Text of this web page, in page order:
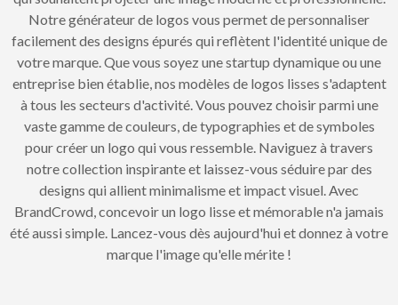
Notre générateur de logos vous permet de personnaliser
facilement des designs épurés qui reflètent l'identité unique de
votre marque. Que vous soyez une startup dynamique ou une
entreprise bien établie, nos modèles de logos lisses s'adaptent
à tous les secteurs d'activité. Vous pouvez choisir parmi une
vaste gamme de couleurs, de typographies et de symboles
pour créer un logo qui vous ressemble. Naviguez à travers
notre collection inspirante et laissez-vous séduire par des
designs qui allient minimalisme et impact visuel. Avec
BrandCrowd, concevoir un logo lisse et mémorable n'a jamais
été aussi simple. Lancez-vous dès aujourd'hui et donnez à votre
marque l'image qu'elle mérite !